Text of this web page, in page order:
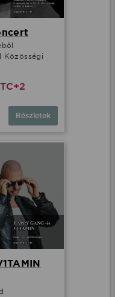
Közösségi
Részletek